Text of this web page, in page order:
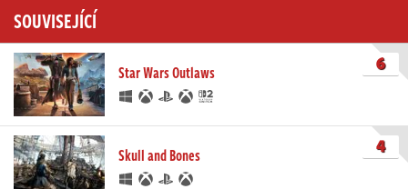
SOUVISEJÍCÍ
Star Wars Outlaws 6
Skull and Bones 4